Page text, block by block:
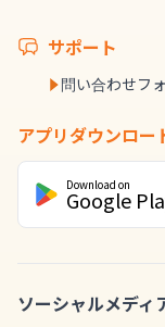
サポート
問い合わせフ
アプリダウンロー
Download on
Google
ソーシャルメディ